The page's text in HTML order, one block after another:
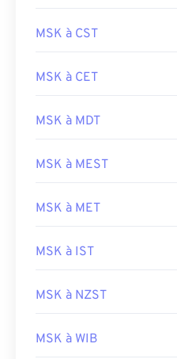
MSK à CST
MSK à CET
MSK à MDT
MSK à MEST
MSK à MET
MSK à IST
MSK à NZST
MSK à WIB